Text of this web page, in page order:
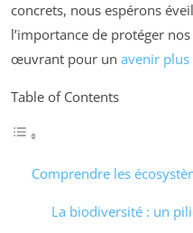
concrets, nous espérons
l’importance de protéger
œuvrant pour un avenir
Table of Contents
Comprendre les
La biodiversité : un